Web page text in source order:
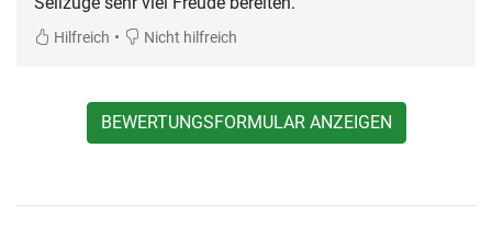
Hilfreich • Nicht hilfreich
BEWERTUNGSFORMULAR ANZEIGEN